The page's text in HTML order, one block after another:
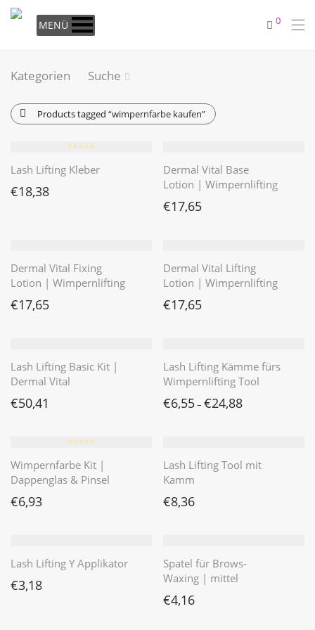
MENÜ 0
Kategorien Suche
Products tagged “wimpernfarbe kaufen”
⭐️⭐️⭐️⭐️⭐️
Lash Lifting Kleber
€18,38
Dermal Vital Base
Lotion | Wimpernlifting
€17,65
Dermal Vital Fixing
Lotion | Wimpernlifting
€17,65
Dermal Vital Lifting
Lotion | Wimpernlifting
€17,65
Lash Lifting Basic Kit |
Dermal Vital
€50,41
Lash Lifting Kämme fürs
Wimpernlifting Tool
€6,55– €24,88
⭐️⭐️⭐️⭐️⭐️
Wimpernfarbe Kit |
Dappenglas & Pinsel
€6,93
Lash Lifting Tool mit
Kamm
€8,36
Lash Lifting Y Applikator
€3,18
Spatel für Brows-
Waxing | mittel
€4,16